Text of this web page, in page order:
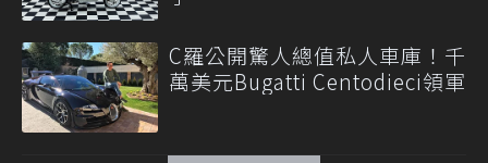
C羅公開驚人總值私人車庫！千
萬美元Bugatti Centodieci領軍